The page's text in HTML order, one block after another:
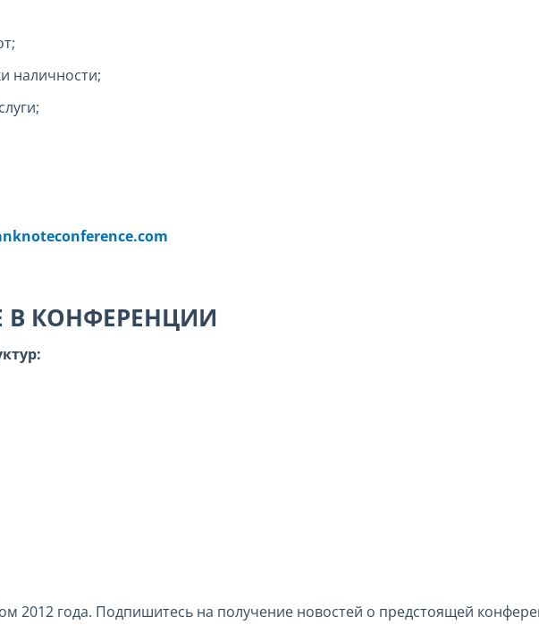
наличности;
В КОНФЕРЕНЦИИ
2012 года. Подпишитесь на получение новостей о предстоящей